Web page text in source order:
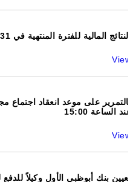
النتائج المالية للفترة المنتهية في 31 مارس,2024
View
عند الساعة 15:00
View
تعيين بنك أبوظبي الأول وكيلاً